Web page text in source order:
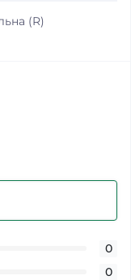
(R)
0
0